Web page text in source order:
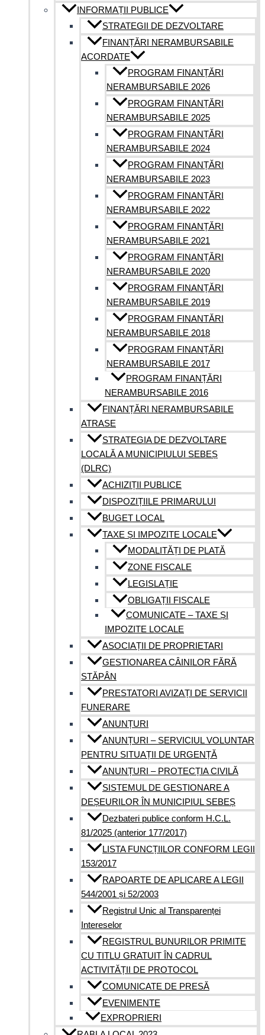
INFORMAȚII PUBLICE
STRATEGII DE DEZVOLTARE
FINANȚĂRI NERAMBURSABILE
ACORDATE
PROGRAM FINANȚĂRI
NERAMBURSABILE 2026
PROGRAM FINANȚĂRI
NERAMBURSABILE 2025
PROGRAM FINANȚĂRI
NERAMBURSABILE 2024
PROGRAM FINANȚĂRI
NERAMBURSABILE 2023
PROGRAM FINANȚĂRI
NERAMBURSABILE 2022
PROGRAM FINANȚĂRI
NERAMBURSABILE 2021
PROGRAM FINANȚĂRI
NERAMBURSABILE 2020
PROGRAM FINANȚĂRI
NERAMBURSABILE 2019
PROGRAM FINANTĂRI
NERAMBURSABILE 2018
PROGRAM FINANȚĂRI
NERAMBURSABILE 2017
PROGRAM FINANȚĂRI
NERAMBURSABILE 2016
FINANȚĂRI NERAMBURSABILE
ATRASE
STRATEGIA DE DEZVOLTARE
LOCALĂ A MUNICIPIULUI SEBEȘ
(DLRC)
ACHIZIȚII PUBLICE
DISPOZIȚIILE PRIMARULUI
BUGET LOCAL
TAXE ȘI IMPOZITE LOCALE
MODALITĂȚI DE PLATĂ
ZONE FISCALE
LEGISLAȚIE
OBLIGAȚII FISCALE
COMUNICATE – TAXE ȘI
IMPOZITE LOCALE
ASOCIAȚII DE PROPRIETARI
GESTIONAREA CÂINILOR FĂRĂ
STĂPÂN
PRESTATORI AVIZAȚI DE SERVICII
FUNERARE
ANUNȚURI
ANUNȚURI – SERVICIUL VOLUNTAR
PENTRU SITUAȚII DE URGENȚĂ
ANUNȚURI – PROTECȚIA CIVILĂ
SISTEMUL DE GESTIONARE A
DEȘEURILOR ÎN MUNICIPIUL SEBEȘ
Dezbateri publice conform H.C.L.
81/2025 (anterior 177/2017)
LISTA FUNCȚIILOR CONFORM LEGII
153/2017
RAPOARTE DE APLICARE A LEGII
544/2001 și 52/2003
Registrul Unic al Transparenței
Intereselor
REGISTRUL BUNURILOR PRIMITE
CU TITLU GRATUIT ÎN CADRUL
ACTIVITĂȚII DE PROTOCOL
COMUNICATE DE PRESĂ
EVENIMENTE
EXPROPRIERI